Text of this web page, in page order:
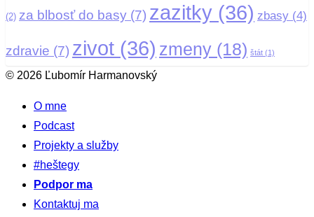
(2) za blbosť do basy (7) zazitky (36) zbasy (4)
zdravie (7) zivot (36) zmeny (18) štát (1)
© 2026 Ľubomír Harmanovský
O mne
Podcast
Projekty a služby
#heštegy
Podpor ma
Kontaktuj ma